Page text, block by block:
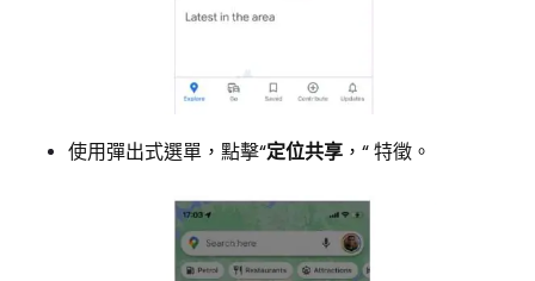
使用彈出式選單，點擊“定位共享 ，“ 特徵。